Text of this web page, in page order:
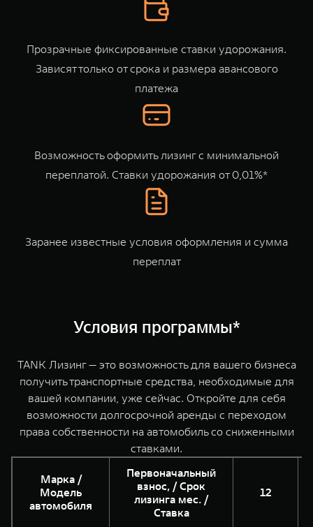
Веди за собой
от 6 499 000 ₽
Сила
от 10 199
WEY 80
TANK ФИНАНСЫ
TANK Страхование
Цифровые сервисы TANK
Подписки
Прозрачные фиксированные ставки удорожания.
Зависят только от срока и размера авансового
платежа
Возможность оформить лизинг с минимальной
переплатой. Ставки удорожания от 0,01%*
Заранее известные условия оформления и сумма
переплат
Условия программы*
TANK Лизинг — это возможность для вашего бизнеса
получить транспортные средства, необходимые для
вашей компании, уже сейчас. Откройте для себя
возможности долгосрочной аренды с переходом
права собственности на автомобиль со сниженными
ставками.
Марка /
Модель
автомобиля
Первоначальный
взнос, / Срок
лизинга мес. /
Ставка
12